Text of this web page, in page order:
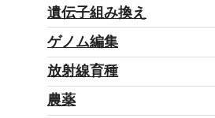
遺伝子組み換え
ゲノム編集
放射線育種
農薬